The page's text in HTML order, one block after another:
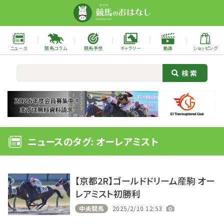
ニュース 競馬コラム 競馬予想 ギャラリー 動画 ショッピング
ニュースのタグ: オーレアミスト
【京都2R】ゴールドドリーム産駒 オー
レアミスト初勝利
中央競馬 2025/2/10 12:53